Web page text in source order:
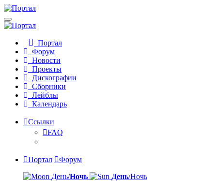
Портал
Форум
Новости
Проекты
Дискографии
Сборники
Лейблы
Календарь
Ссылки
FAQ
Портал Форум
День/Ночь День/Ночь